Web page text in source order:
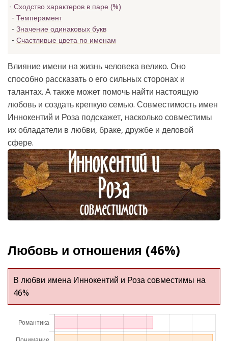
Сходство характеров в паре (%)
Темперамент
Значение одинаковых букв
Счастливые цвета по именам
Влияние имени на жизнь человека велико. Оно
способно рассказать о его сильных сторонах и
талантах. А также может помочь найти настоящую
любовь и создать крепкую семью. Совместимость имен
Иннокентий и Роза подскажет, насколько совместимы
их обладатели в любви, браке, дружбе и деловой
сфере.
Любовь и отношения (46%)
В любви имена Иннокентий и Роза совместимы на
46%